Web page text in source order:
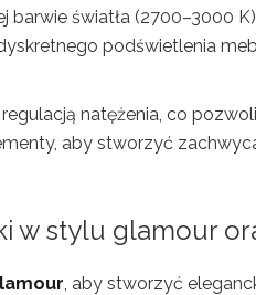
barwie światła (2700–3000
podświetlenia
natężenia, co
aby stworzyć
w stylu glamour
, aby stworzyć